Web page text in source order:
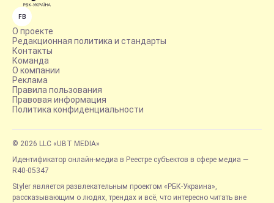
FB
О проекте
Редакционная политика и стандарты
Контакты
Команда
О компании
Реклама
Правила пользования
Правовая информация
Политика конфиденциальности
© 2026 LLC «UBT MEDIA»
Идентификатор онлайн-медиа в Реестре субъектов в сфере медиа —
R40-05347
Styler является развлекательным проектом «РБК-Украина»,
рассказывающим о людях, трендах и всё, что интересно читать вне